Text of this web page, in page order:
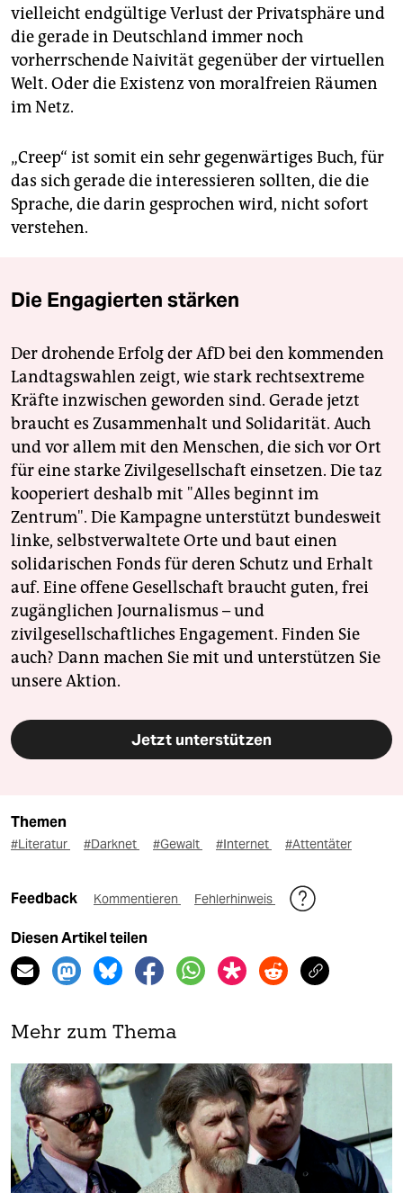
vielleicht endgültige Verlust der Privatsphäre und
die gerade in Deutschland immer noch
vorherrschende Naivi­tät gegenüber der virtuellen
Welt. Oder die Existenz von moralfreien Räumen
im Netz.
„Creep“ ist somit ein sehr gegenwärtiges Buch, für
das sich gerade die interessieren sollten, die die
Sprache, die darin gesprochen wird, nicht sofort
verstehen.
Die Engagierten stärken
Der drohende Erfolg der AfD bei den kommenden
Landtagswahlen zeigt, wie stark rechtsextreme
Kräfte inzwischen geworden sind. Gerade jetzt
braucht es Zusammenhalt und Solidarität. Auch
und vor allem mit den Menschen, die sich vor Ort
für eine starke Zivilgesellschaft einsetzen. Die taz
kooperiert deshalb mit "Alles beginnt im
Zentrum". Die Kampagne unterstützt bundesweit
linke, selbstverwaltete Orte und baut einen
solidarischen Fonds für deren Schutz und Erhalt
auf. Eine offene Gesellschaft braucht guten, frei
zugänglichen Journalismus – und
zivilgesellschaftliches Engagement. Finden Sie
auch? Dann machen Sie mit und unterstützen Sie
unsere Aktion.
Jetzt unterstützen
Themen
#Literatur #Darknet #Gewalt #Internet #Attentäter
Feedback Kommentieren Fehlerhinweis
Diesen Artikel teilen
Mehr zum Thema